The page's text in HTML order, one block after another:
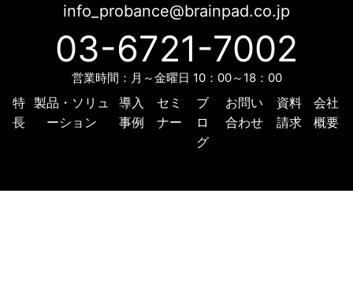
info_probance@brainpad.co.jp
03-6721-7002
営業時間：月～金曜日 10：00～18：00
特
長
製品・ソリュ
ーション
導入
事例
セミ
ナー
ブ
ロ
グ
お問い
合わせ
資料
請求
会社
概要